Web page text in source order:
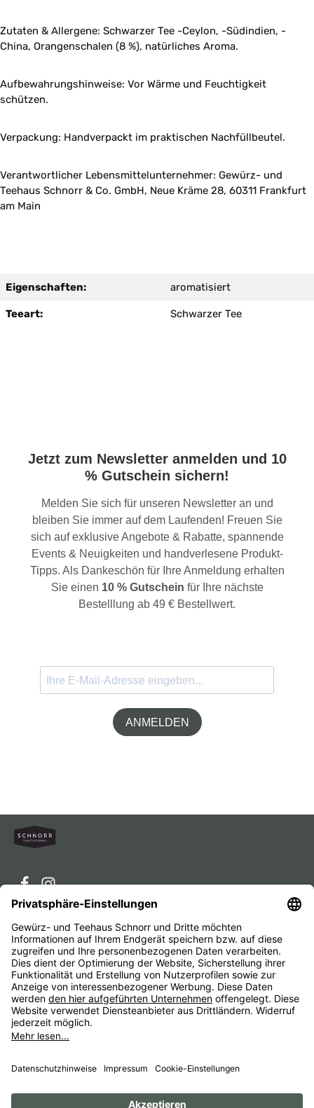
Zutaten & Allergene: Schwarzer Tee -Ceylon, -Südindien, -
China, Orangenschalen (8 %), natürliches Aroma.
Aufbewahrungshinweise: Vor Wärme und Feuchtigkeit
schützen.
Verpackung: Handverpackt im praktischen Nachfüllbeutel.
Verantwortlicher Lebensmittelunternehmer: Gewürz- und
Teehaus Schnorr & Co. GmbH, Neue Kräme 28, 60311 Frankfurt
am Main
Eigenschaften: aromatisiert
Teeart: Schwarzer Tee
Jetzt zum Newsletter anmelden und 10
% Gutschein sichern!
Melden Sie sich für unseren Newsletter an und
bleiben Sie immer auf dem Laufenden! Freuen Sie
sich auf exklusive Angebote & Rabatte, spannende
Events & Neuigkeiten und handverlesene Produkt-
Tipps. Als Dankeschön für Ihre Anmeldung erhalten
Sie einen 10 % Gutschein für Ihre nächste
Bestelllung ab 49 € Bestellwert.
ANMELDEN
Service-Hotline
Service
Unternehmen
Alle Preise inkl. gesetzl. Mehrwertsteuer zzgl.
anders angegeben.
ImpressumAGBWiderrufsbelehrungenDatenschutz